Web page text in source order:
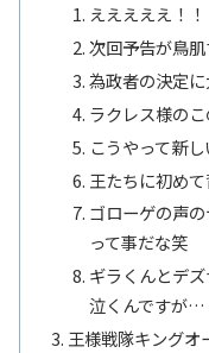
えええええ！
次回予告が鳥肌
為政者の決定
ラクレス様の
こうやって新
王たちに初め
ゴローゲの声
って事だな笑
ギラくんとデ
泣くんですが…
王様戦隊キングオ